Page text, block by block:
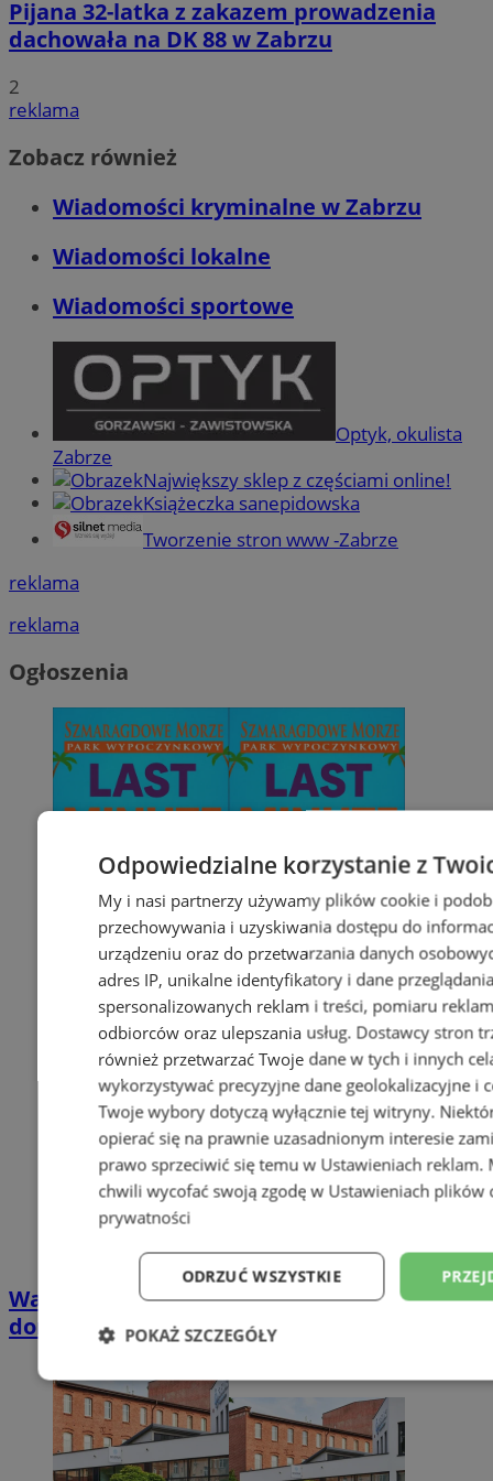
Pijana 32-latka z zakazem prowadzenia
dachowała na DK 88 w Zabrzu
2
reklama
Zobacz również
Wiadomości kryminalne w Zabrzu
Wiadomości lokalne
Wiadomości sportowe
Optyk, okulista
Zabrze
Największy sklep z częściami online!
Książeczka sanepidowska
Tworzenie stron www -Zabrze
reklama
reklama
Ogłoszenia
Wakacyjny wypoczynek nad Bałtykiem w
domkach Szmaragdowe Morze
Odpowiedzialne korzystanie z
My i nasi partnerzy używamy plików cookie i
przechowywania i uzyskiwania dostępu do
urządzeniu oraz do przetwarzania danych
adres IP, unikalne identyfikatory i dane
spersonalizowanych reklam i treści, pomiaru
odbiorców oraz ulepszania usług. Dostawcy stron
również przetwarzać Twoje dane w tych i innych
wykorzystywać precyzyjne dane geolokalizacyjne i
Twoje wybory dotyczą wyłącznie tej witryny.
opierać się na prawnie uzasadnionym interesie
prawo sprzeciwić się temu w Ustawieniach reklam.
chwili wycofać swoją zgodę w Ustawieniach plików
prywatności
ODRZUĆ WSZYSTKIE
POKAŻ SZCZEGÓŁY
Niezbędne Wydajność
Niesklasyfikowane